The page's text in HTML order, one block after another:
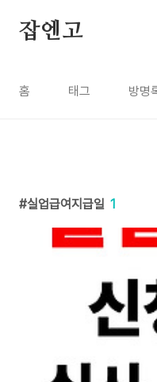
잡엔고
홈 태그 방명
실업급여지급일 1